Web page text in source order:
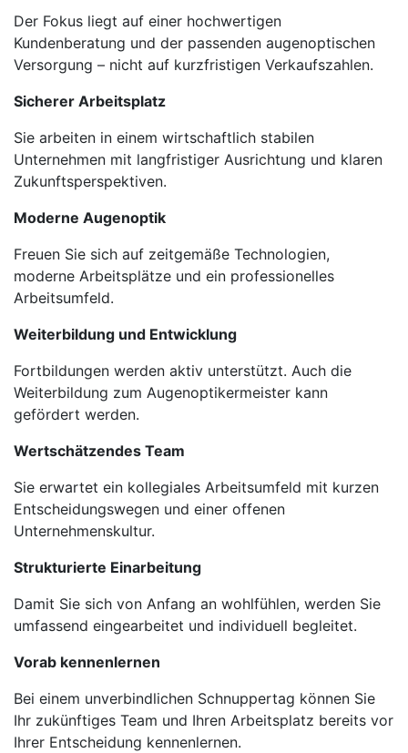
Der Fokus liegt auf einer hochwertigen
Kundenberatung und der passenden augenoptischen
Versorgung – nicht auf kurzfristigen Verkaufszahlen.
Sicherer Arbeitsplatz
Sie arbeiten in einem wirtschaftlich stabilen
Unternehmen mit langfristiger Ausrichtung und klaren
Zukunftsperspektiven.
Moderne Augenoptik
Freuen Sie sich auf zeitgemäße Technologien,
moderne Arbeitsplätze und ein professionelles
Arbeitsumfeld.
Weiterbildung und Entwicklung
Fortbildungen werden aktiv unterstützt. Auch die
Weiterbildung zum Augenoptikermeister kann
gefördert werden.
Wertschätzendes Team
Sie erwartet ein kollegiales Arbeitsumfeld mit kurzen
Entscheidungswegen und einer offenen
Unternehmenskultur.
Strukturierte Einarbeitung
Damit Sie sich von Anfang an wohlfühlen, werden Sie
umfassend eingearbeitet und individuell begleitet.
Vorab kennenlernen
Bei einem unverbindlichen Schnuppertag können Sie
Ihr zukünftiges Team und Ihren Arbeitsplatz bereits vor
Ihrer Entscheidung kennenlernen.